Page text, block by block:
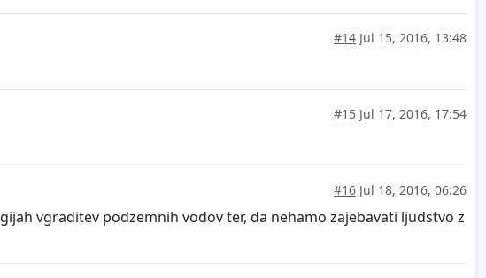
#14 Jul 15, 2016, 13:48
#15 Jul 17, 2016, 17:54
#16 Jul 18, 2016, 06:26
vgraditev podzemnih vodov ter, da nehamo zajebavati ljudstvo z